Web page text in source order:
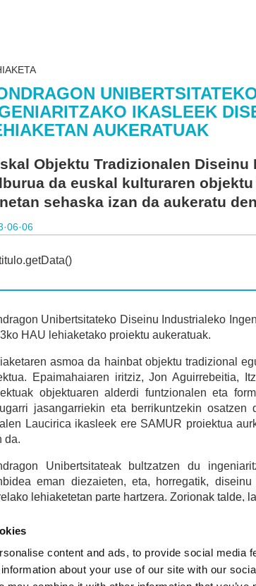
content and ads, to provide social media
about your use of our site with our
IKASLEEK
AUKERATUAK
Objektu Tradizionalen
da euskal kulturaren
sehaska izan da aukeratu
Unibertsitateko Diseinu Industrialeko
HAU lehiaketako proiektu aukeratuak.
asmoa da hainbat objektu tradizional
Epaimahaiaren iritziz, Jon Aguirrebeitia,
objektuaren alderdi funtzionalen eta
jasangarriekin eta berrikuntzekin
Laucirica ikasleek ere SAMUR proiektua
da.
Unibertsitateak bultzatzen du
eman diezaieten, eta, horregatik,
lehiaketetan parte hartzera. Zorionak talde,
aurkeztutako proiektu onenak San